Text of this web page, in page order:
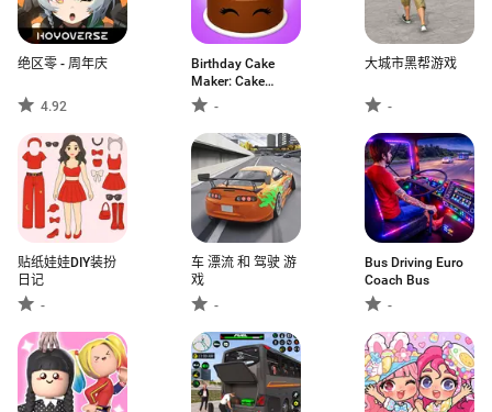
绝区零 - 周年庆
4.92
Birthday Cake
Maker: Cake
Game-
大城市黑帮游戏
-
贴纸娃娃DIY装扮
日记
-
车 漂流 和 驾驶 游
戏
-
Bus Driving Euro
Coach Bus
-